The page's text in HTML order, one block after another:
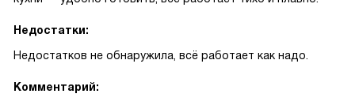
довольна покупкой.
Недостатки:
Недостатков не обнаружила, всё работает как надо.
Комментарий: